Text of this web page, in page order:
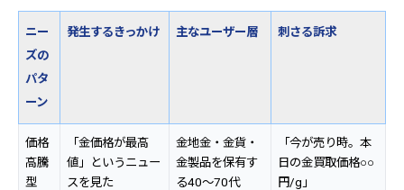
ニー
ズの
パタ
ーン
発生するきっかけ 主なユーザー層 刺さる訴求
価格
高騰
型
「金価格が最高
値」というニュー
スを見た
金地金・金貨・
金製品を保有す
る40〜70代
「今が売り時。本
日の金買取価格○○
円/g」